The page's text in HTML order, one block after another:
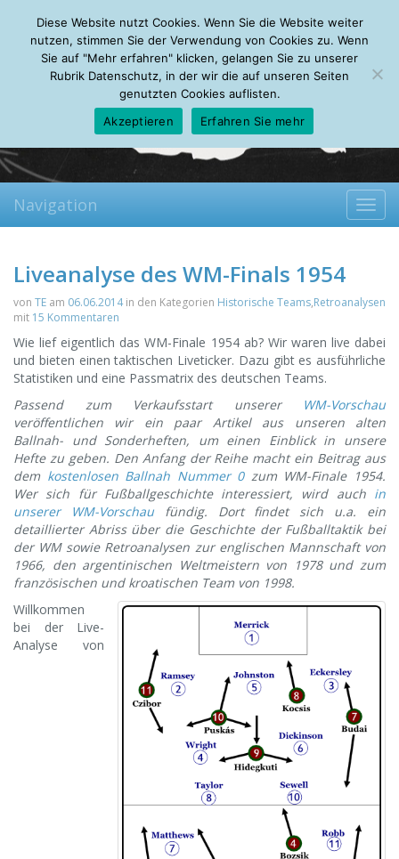
Thursday, 06.08.2026
Mein Account
About Autoren Leseempfehlungen FAQ
Navigation
Liveanalyse des WM-Finals 1954
von TE am 06.06.2014in den Kategorien Historische Teams,Retroanalysen
mit 15 Kommentaren
Wie lief eigentlich das WM-Finale 1954 ab? Wir waren live dabei
und bieten einen taktischen Liveticker. Dazu gibt es ausführliche
Statistiken und eine Passmatrix des deutschen Teams.
Passend zum Verkaufsstart unserer
WM-Vorschau
veröffentlichen wir ein paar Artikel aus unseren alten
Ballnah- und Sonderheften, um einen Einblick in unsere
Hefte zu geben. Den Anfang der Reihe macht ein Beitrag aus
dem kostenlosen Ballnah Nummer 0zum WM-Finale 1954.
Wer sich für Fußballgeschichte interessiert, wird auch in
unserer WM-Vorschaufündig. Dort findet sich u.a. ein
detaillierter Abriss über die Geschichte der Fußballtaktik bei
der WM sowie Retroanalysen zur englischen Mannschaft von
1966, den argentinischen Weltmeistern von 1978 und zum
französischen und kroatischen Team von 1998.
Willkommen
bei der Live-
Analyse von
Diese Website nutzt Cookies. Wenn Sie die Website weiter
nutzen, stimmen Sie der Verwendung von Cookies zu. Wenn
Sie auf "Mehr erfahren" klicken, gelangen Sie zu unserer
Rubrik Datenschutz, in der wir die auf unseren Seiten
genutzten Cookies auflisten.
Akzeptieren
Erfahren Sie mehr